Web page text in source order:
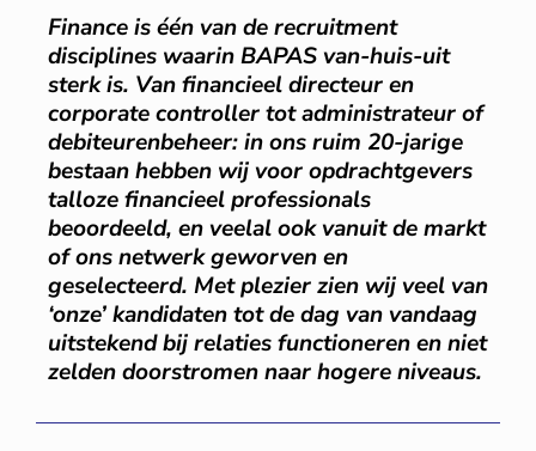
Finance is één van de recruitment
disciplines waarin BAPAS van-huis-uit
sterk is. Van financieel directeur en
corporate controller tot administrateur of
debiteurenbeheer: in ons ruim 20-jarige
bestaan hebben wij voor opdrachtgevers
talloze financieel professionals
beoordeeld, en veelal ook vanuit de markt
of ons netwerk geworven en
geselecteerd. Met plezier zien wij veel van
‘onze’ kandidaten tot de dag van vandaag
uitstekend bij relaties functioneren en niet
zelden doorstromen naar hogere niveaus.